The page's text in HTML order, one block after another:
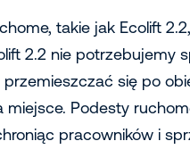
takie jak Ecolift
2.2 nie potrzebujemy
się po
miejsce. Podesty
pracowników i